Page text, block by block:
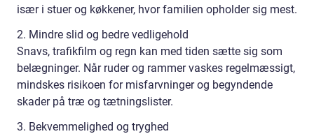
især i stuer og køkkener, hvor familien opholder sig mest.
2. Mindre slid og bedre vedligehold
Snavs, trafikfilm og regn kan med tiden sætte sig som
belægninger. Når ruder og rammer vaskes regelmæssigt,
mindskes risikoen for misfarvninger og begyndende
skader på træ og tætningslister.
3. Bekvemmelighed og tryghed